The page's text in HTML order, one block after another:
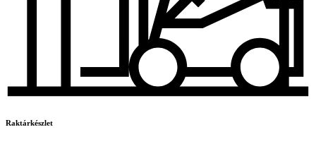
Raktárkészlet